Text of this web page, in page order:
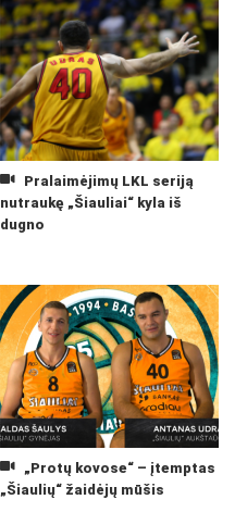
Pralaimėjimų LKL seriją
nutraukę „Šiauliai“ kyla iš
dugno
„Protų kovose“ – įtemptas
„Šiaulių“ žaidėjų mūšis